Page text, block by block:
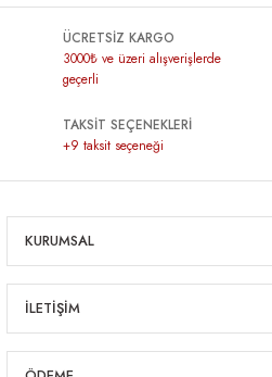
ÜCRETSİZ KARGO
3000₺ ve üzeri alışverişlerde
geçerli
TAKSİT SEÇENEKLERİ
+9 taksit seçeneği
KURUMSAL
İLETİŞİM